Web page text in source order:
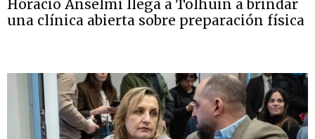
Horacio Anselmi llega a Tolhuin a brindar
una clínica abierta sobre preparación física